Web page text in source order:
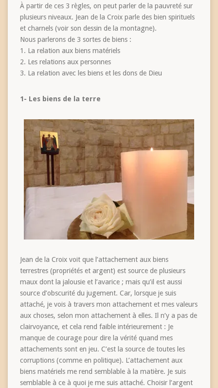
À partir de ces 3 règles, on peut parler de la pauvreté sur
plusieurs niveaux. Jean de la Croix parle des bien spirituels
et charnels (voir son dessin de la montagne).
Nous parlerons de 3 sortes de biens :
1. La relation aux biens matériels
2. Les relations aux personnes
3. La relation avec les biens et les dons de Dieu
1- Les biens de la terre
Jean de la Croix voit que l’attachement aux biens
terrestres (propriétés et argent) est source de plusieurs
maux dont la jalousie et l’avarice ; mais qu’il est aussi
source d’obscurité du jugement. Car, lorsque je suis
attaché, je vois à travers mon attachement et mes valeurs
aux choses, selon mon attachement à elles. Il n’y a pas de
clairvoyance, et cela rend faible intérieurement : Je
manque de courage pour dire la vérité quand mes
attachements sont en jeu. C’est la source de toutes les
corruptions (comme en politique). L’attachement aux
biens matériels me rend semblable à la matière. Je suis
semblable à ce à quoi je me suis attaché. Choisir l’argent